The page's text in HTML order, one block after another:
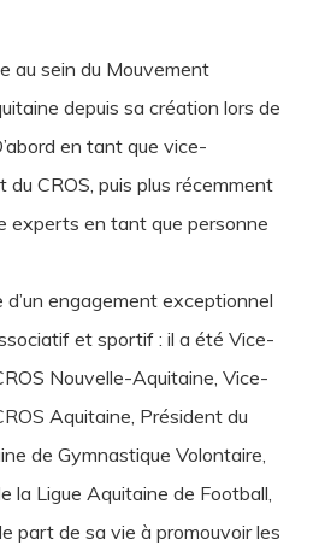
au sein du Mouvement
depuis sa création lors de
en tant que vice-
CROS, puis plus récemment
experts en tant que personne
engagement exceptionnel
et sportif : il a été Vice-
Nouvelle-Aquitaine, Vice-
Aquitaine, Président du
de Gymnastique Volontaire,
la Ligue Aquitaine de Football,
part de sa vie à promouvoir les